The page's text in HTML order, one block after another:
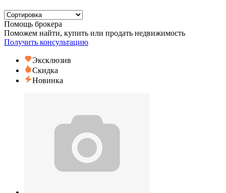
Помощь брокера
Поможем найти, купить или продать недвижимость
Получить консультацию
Эксклюзив
Скидка
Новинка